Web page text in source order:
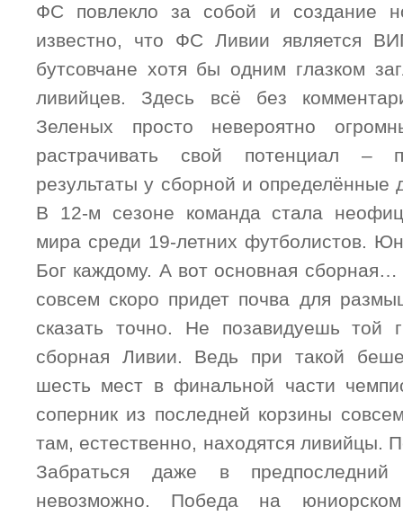
ФС повлекло за собой и создание
известно, что ФС Ливии является
бутсовчане хотя бы одним глазком
ливийцев. Здесь всё без
Зеленых просто невероятно
растрачивать свой потенциал –
результаты у сборной и определённые
В 12-м сезоне команда стала
мира среди 19-летних футболистов.
Бог каждому. А вот основная сборная…
совсем скоро придет почва для
сказать точно. Не позавидуешь той
сборная Ливии. Ведь при такой
шесть мест в финальной части
соперник из последней корзины
там, естественно, находятся ливийцы.
Забраться даже в предпоследний
невозможно. Победа на